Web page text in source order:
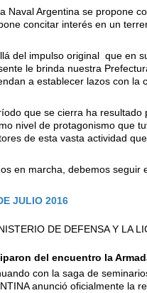
Naval Argentina se propone
concitar interés en un
del impulso original que en
le brinda nuestra
a establecer lazos con la
que se cierra ha resultado
nivel de protagonismo que
de esta vasta actividad
en marcha, debemos seguir
JULIO 2016
DE DEFENSA Y LA
del encuentro la
con la saga de
anunció oficialmente la